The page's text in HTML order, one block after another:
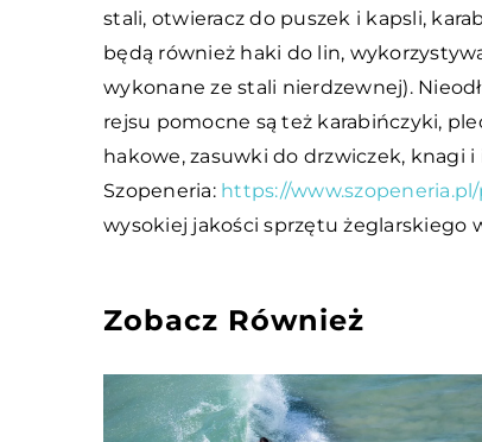
stali, otwieracz do puszek i kapsli,
będą również haki do lin,
wykonane ze stali nierdzewnej).
rejsu pomocne są też karabińczyki,
hakowe, zasuwki do drzwiczek,
Szopeneria: https://www.szopeneria.pl/
wysokiej jakości sprzętu żeglarskiego
Zobacz Również